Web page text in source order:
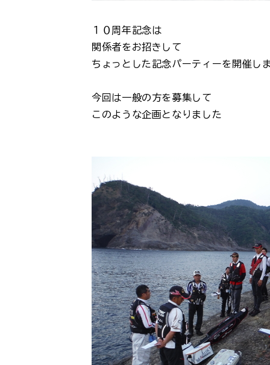
１０周年記念は
関係者をお招きして
ちょっとした記念パーティーを開催し
今回は一般の方を募集して
このような企画となりました